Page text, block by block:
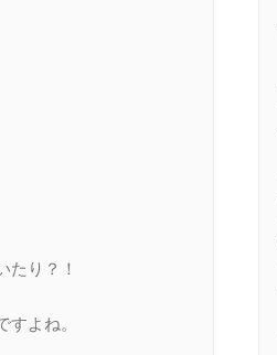
たり？！
よね。